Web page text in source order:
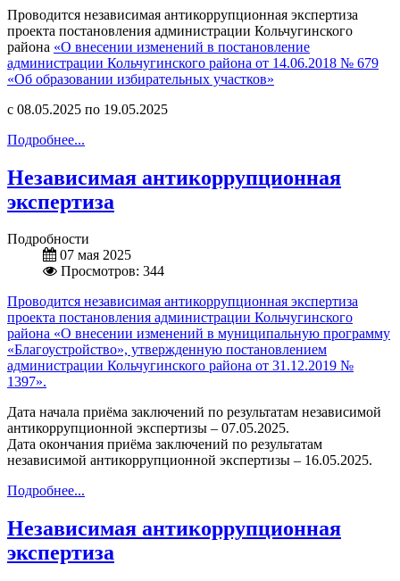
Проводится независимая антикоррупционная экспертиза
проекта постановления администрации Кольчугинского
района «О внесении изменений в постановление
администрации Кольчугинского района от 14.06.2018 № 679
«Об образовании избирательных участков»
с 08.05.2025 по 19.05.2025
Подробнее...
Независимая антикоррупционная
экспертиза
Подробности
07 мая 2025
Просмотров: 344
Проводится независимая антикоррупционная экспертиза
проекта постановления администрации Кольчугинского
района «О внесении изменений в муниципальную программу
«Благоустройство», утвержденную постановлением
администрации Кольчугинского района от 31.12.2019 №
1397».
Дата начала приёма заключений по результатам независимой
антикоррупционной экспертизы – 07.05.2025.
Дата окончания приёма заключений по результатам
независимой антикоррупционной экспертизы – 16.05.2025.
Подробнее...
Независимая антикоррупционная
экспертиза